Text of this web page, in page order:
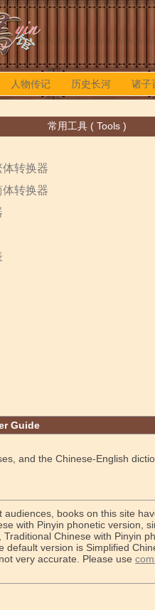
人物传记 历史长河 诸子
常用工具 ( Tools )
转换器
转换器
Guide
and the Chinese-English
books on this site
with Pinyin phonetic version,
Chinese with Pinyin
version is Simplified
very accurate. Please use